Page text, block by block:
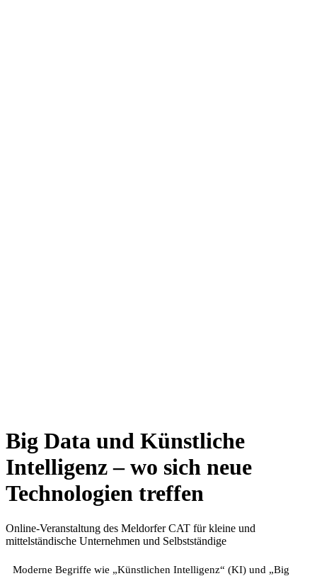
Big Data und Künstliche
Intelligenz – wo sich neue
Technologien treffen
Online-Veranstaltung des Meldorfer CAT für kleine und
mittelständische Unternehmen und Selbstständige
Moderne Begriffe wie „Künstlichen Intelligenz“ (KI) und „Big